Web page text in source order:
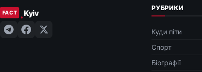
РУБРИКИ
Куди піти
Спорт
Біографії